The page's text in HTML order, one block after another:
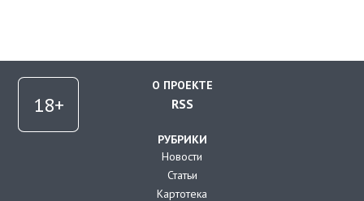
О ПРОЕКТЕ
RSS
РУБРИКИ
Новости
Статьи
Картотека